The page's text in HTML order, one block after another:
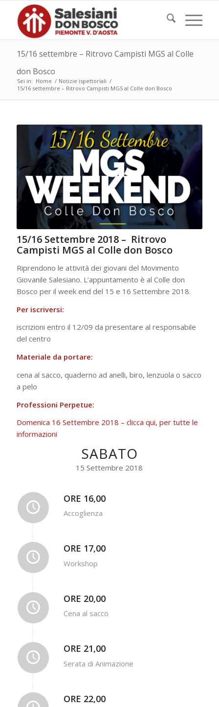
15/16 settembre – Ritrovo Campisti MGS al Colle
don Bosco
Sei in: Home / Notizie ispettoriali /
15/16 settembre – Ritrovo Campisti MGS al Colle don Bosco
15/16 Settembre 2018 – Ritrovo
Campisti MGS al Colle don Bosco
Riprendono le attività dei giovani del Movimento
Giovanile Salesiano. L’appuntamento è al Colle don
Bosco per il week end del 15 e 16 Settembre 2018.
Per iscriversi:
iscrizioni entro il 12/09 da presentare al responsabile
del centro
Materiale da portare:
cena al sacco, quaderno ad anelli, biro, lenzuola o sacco
a pelo
Professioni Perpetue:
Domenica 16 Settembre 2018 – clicca qui, per tutte le
informazioni
SABATO
15 Settembre 2018
ORE 16,00
Accoglienza
ORE 17,00
Workshop
ORE 20,00
Cena al sacco
ORE 21,00
Serata di Animazione
ORE 22,00